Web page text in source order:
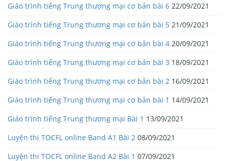
Giáo trình tiếng Trung thương mại cơ bản bài 6 22/09/2021
Giáo trình tiếng Trung thương mại cơ bản bài 5 21/09/2021
Giáo trình tiếng Trung thương mại cơ bản bài 4 20/09/2021
Giáo trình tiếng Trung thương mại cơ bản bài 3 18/09/2021
Giáo trình tiếng Trung thương mại cơ bản bài 2 16/09/2021
Giáo trình tiếng Trung thương mại cơ bản bài 1 14/09/2021
Giáo trình tiếng Trung thương mại Bài 1 13/09/2021
Luyện thi TOCFL online Band A1 Bài 2 08/09/2021
Luyện thi TOCFL online Band A2 Bài 1 07/09/2021